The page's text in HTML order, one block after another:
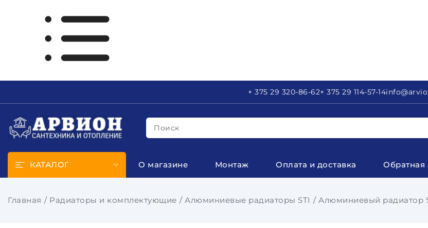
+ 375 29 320-86-62+ 375 29 114-57-14info
Поиск
КАТАЛОГ О магазине Монтаж Оплата и доставка Обратная
Главная Радиаторы и комплектующие Алюминиевые радиаторы STI Алюминиевый радиатор